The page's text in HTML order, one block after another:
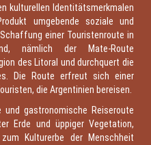
kulturellen Identitätsmerkmalen
umgebende soziale und
einer Touristenroute in
nämlich der Mate-Route
des Litoral und durchquert die
Die Route erfreut sich einer
die Argentinien bereisen.
gastronomische Reiseroute
Erde und üppiger Vegetation,
Kulturerbe der Menschheit